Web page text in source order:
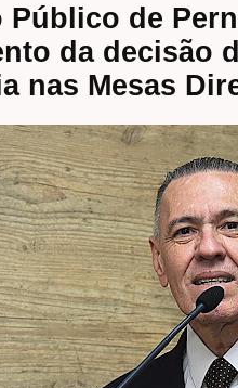
Público de
da decisão
nas Mesas